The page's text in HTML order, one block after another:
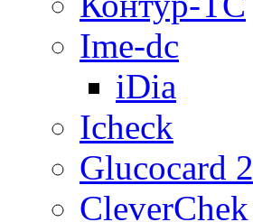
Ime-dc
iDia
Icheck
Glucocard 2
CleverChek